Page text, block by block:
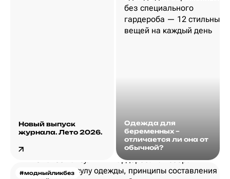
Новый выпуск
журнала. Лето 2026.
Одежда для
беременных –
отличается ли она от
обычной?
#модныйликбез